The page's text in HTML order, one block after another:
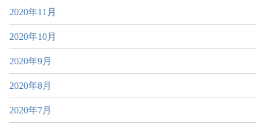
2020年11月
2020年10月
2020年9月
2020年8月
2020年7月